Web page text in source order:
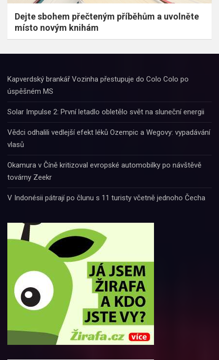
Dejte sbohem přečteným příběhům a uvolněte
místo novým knihám
Kapverdský brankář Vozinha přestupuje do Colo Colo po
úspěšném MS
Solar Impulse 2: První letadlo obletělo svět na sluneční energii
Vědci odhalili vedlejší efekt léků Ozempic a Wegovy: vypadávání
vlasů
Okamura v Číně kritizoval evropské automobilky po návštěvě
továrny Zeekr
V Indonésii pátrají po člunu s 11 turisty včetně jednoho Čecha